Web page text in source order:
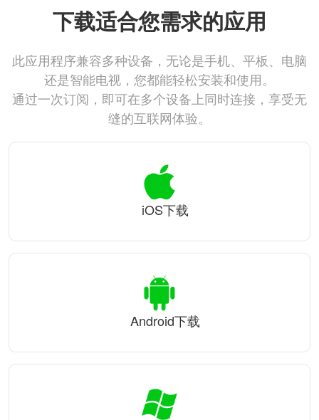
下载适合您需求的应用
此应用程序兼容多种设备，无论是手机、平板、电脑
还是智能电视，您都能轻松安装和使用。
通过一次订阅，即可在多个设备上同时连接，享受无
缝的互联网体验。
iOS下载
Android下载